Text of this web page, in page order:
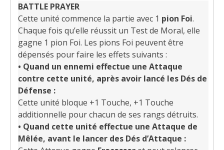
BATTLE PRAYER
Cette unité commence la partie avec 1 pion Foi.
Chaque fois qu’elle réussit un Test de Moral, elle
gagne 1 pion Foi. Les pions Foi peuvent être
dépensés pour faire les effets suivants :
• Quand un ennemi effectue une Attaque
contre cette unité, après avoir lancé les Dés de
Défense :
Cette unité bloque +1 Touche, +1 Touche
additionnelle pour chacun de ses rangs détruits.
• Quand cette unité effectue une Attaque de
Mêlée, avant le lancer des Dés d’Attaque :